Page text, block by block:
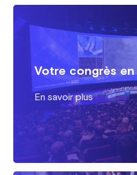
Votre congrès
En savoir plus